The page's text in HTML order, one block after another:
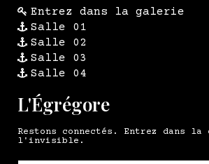
Entrez dans la galerie
Salle 01
Salle 02
Salle 03
Salle 04
L'Égrégore
Restons connectés. Entrez dans la
l'invisible.